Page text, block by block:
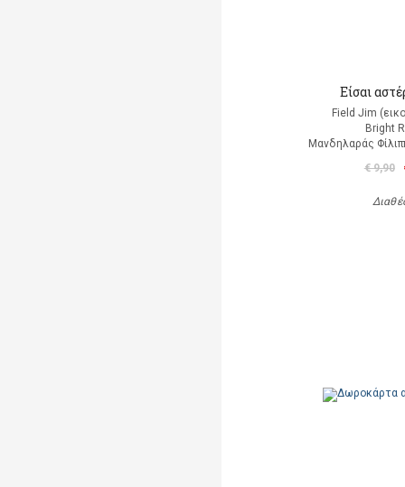
Είσαι
Field Jim
Bright
Μανδηλαράς
€ 9,90